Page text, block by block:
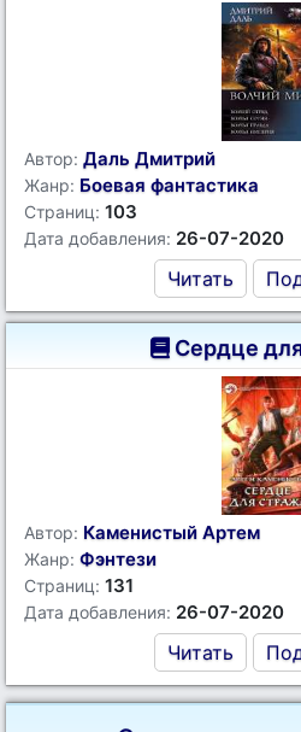
Автор: Даль Дмитрий
Жанр: Боевая фантастика
Страниц: 103
Дата добавления: 26-07-2020
Читать
Сердце
Автор: Каменистый Артем
Жанр: Фэнтези
Страниц: 131
Дата добавления: 26-07-2020
Читать